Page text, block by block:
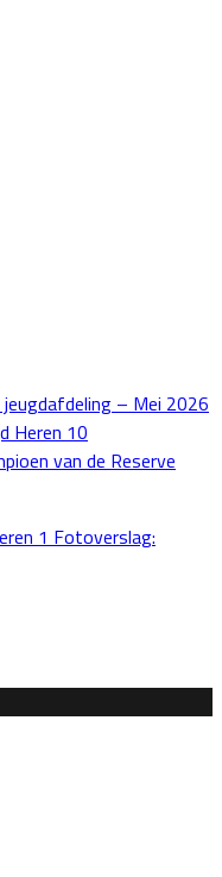
jeugdafdeling – Mei 2026
Heren 10
van de Reserve
1 Fotoverslag: